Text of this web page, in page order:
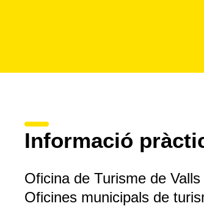
Informació
Oficina de Turisme de Valls
Oficines municipals de